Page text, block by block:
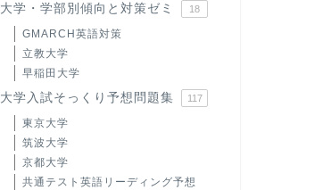
大学・学部別傾向と対策ゼミ 18
GMARCH英語対策
立教大学
早稲田大学
大学入試そっくり予想問題集 117
東京大学
筑波大学
京都大学
共通テスト英語リーディング予想